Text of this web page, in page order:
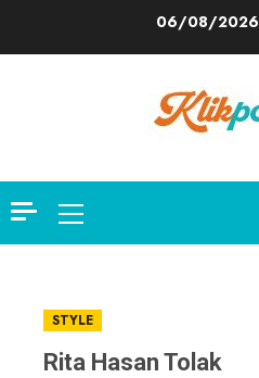
06/08/2026
Primary
Menu
STYLE
Rita Hasan Tolak